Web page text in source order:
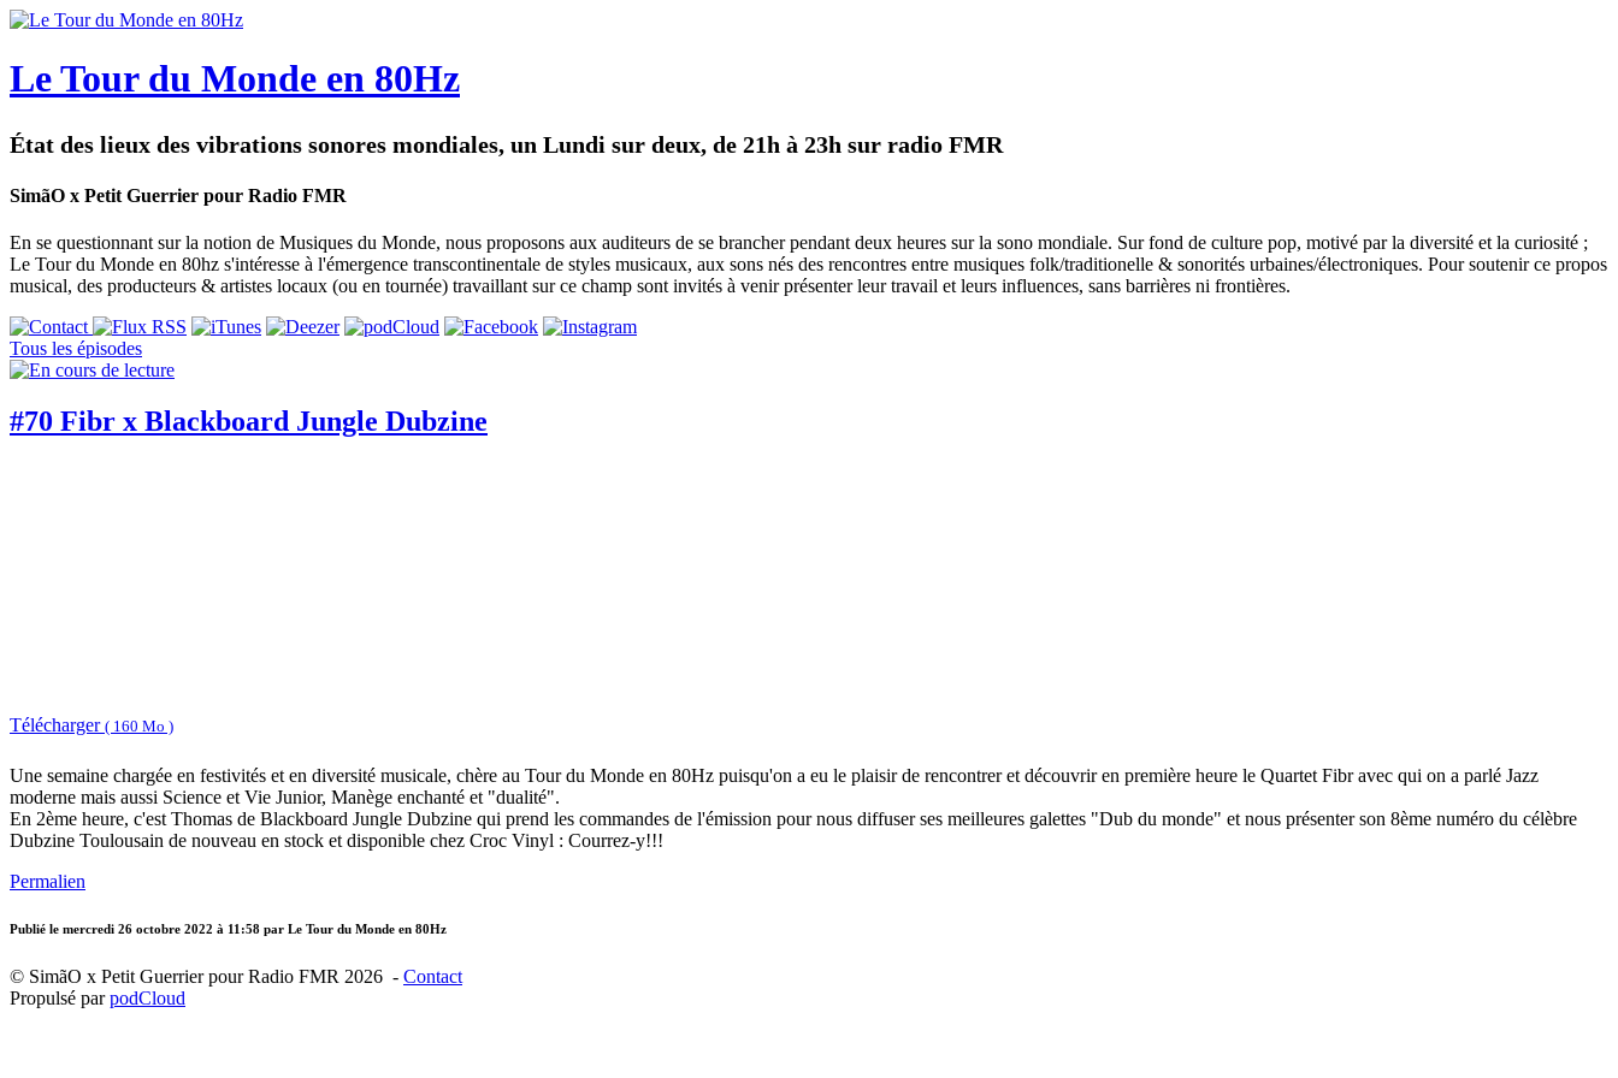
Le Tour du Monde en 80Hz
État des lieux des vibrations sonores mondiales, un Lundi sur deux, de 21h à 23h sur radio FMR
SimãO x Petit Guerrier pour Radio FMR
En se questionnant sur la notion de Musiques du Monde, nous proposons aux auditeurs de se brancher pendant deux heures sur la sono mondiale. Sur fond de culture pop, motivé par la diversité et la curiosité ;
Le Tour du Monde en 80hz s'intéresse à l'émergence transcontinentale de styles musicaux, aux sons nés des rencontres entre musiques folk/traditionelle & sonorités urbaines/électroniques. Pour soutenir ce propos
musical, des producteurs & artistes locaux (ou en tournée) travaillant sur ce champ sont invités à venir présenter leur travail et leurs influences, sans barrières ni frontières.
Tous les épisodes
#70 Fibr x Blackboard Jungle Dubzine
Télécharger ( 160 Mo )
Une semaine chargée en festivités et en diversité musicale, chère au Tour du Monde en 80Hz puisqu'on a eu le plaisir de rencontrer et découvrir en première heure le Quartet Fibr avec qui on a parlé Jazz
moderne mais aussi Science et Vie Junior, Manège enchanté et "dualité".
En 2ème heure, c'est Thomas de Blackboard Jungle Dubzine qui prend les commandes de l'émission pour nous diffuser ses meilleures galettes "Dub du monde" et nous présenter son 8ème numéro du célèbre
Dubzine Toulousain de nouveau en stock et disponible chez Croc Vinyl : Courrez-y!!!
Permalien
Publié le mercredi 26 octobre 2022 à 11:58 par Le Tour du Monde en 80Hz
© SimãO x Petit Guerrier pour Radio FMR 2026 - Contact
Propulsé parpodCloud